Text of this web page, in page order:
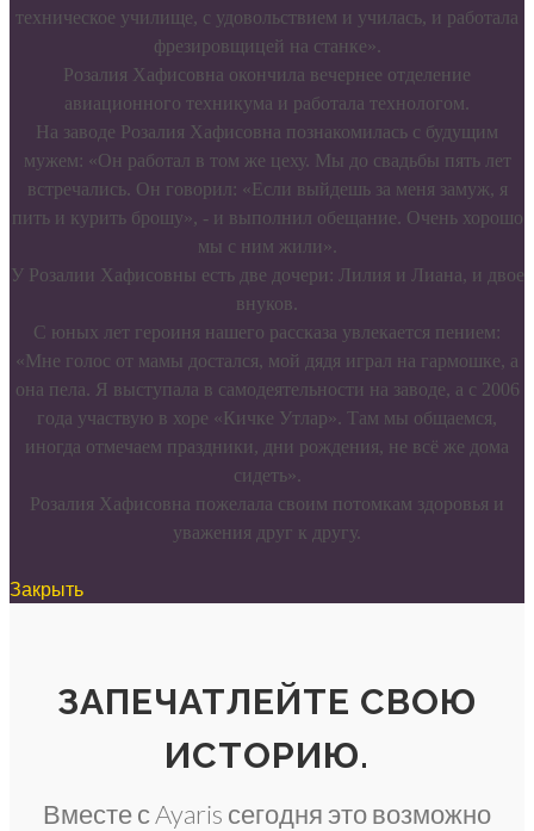
техническое училище, с удовольствием и училась, и работала
фрезировщицей на станке».
Розалия Хафисовна окончила вечернее отделение
авиационного техникума и работала технологом.
На заводе Розалия Хафисовна познакомилась с будущим
мужем: «Он работал в том же цеху. Мы до свадьбы пять лет
встречались. Он говорил: «Если выйдешь за меня замуж, я
пить и курить брошу», - и выполнил обещание. Очень хорошо
мы с ним жили».
У Розалии Хафисовны есть две дочери: Лилия и Лиана, и двое
внуков.
С юных лет героиня нашего рассказа увлекается пением:
«Мне голос от мамы достался, мой дядя играл на гармошке, а
она пела. Я выступала в самодеятельности на заводе, а с 2006
года участвую в хоре «Кичке Утлар». Там мы общаемся,
иногда отмечаем праздники, дни рождения, не всё же дома
сидеть».
Розалия Хафисовна пожелала своим потомкам здоровья и
уважения друг к другу.
Закрыть
ЗАПЕЧАТЛЕЙТЕ СВОЮ
ИСТОРИЮ.
Вместе с Ayaris сегодня это возможно